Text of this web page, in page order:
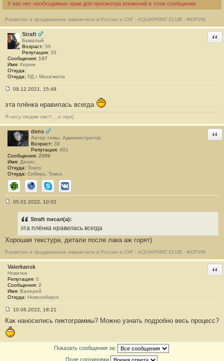
У вас нет необходимых прав для просмотра вложений в этом сообщении.
Развитие и продвижение аквапечати в России и СНГ - AQUAPRINT.CLUB - ФОРУМ
Straft
Бывалый
Возраст: 56
Репутация: 39
Сообщения: 197
Имя: Керим
Откуда:
Откуда: РД г Махачкала
о
б
щ
е
н
#
2
09.12.2021, 15:49
эта плёнка нравилась всегда
Я несу людям свет!....и звук)
dens
Автор темы, Администратор
Возраст: 39
Репутация: 481
Сообщения: 2099
Имя: Денис
Откуда: Томск
Откуда: Сибирь, Томск
ICQ СайтSkypeВКонтакте
н
и
е
#
3
05.01.2022, 10:02
Straft писал(а):
эта плёнка нравилась всегда
Хорошая текстура, детали после лака аж горят)
Развитие и продвижение аквапечати в России и СНГ - AQUAPRINT.CLUB - ФОРУМ
Valerkansk
Новичок
Репутация: 0
Сообщения: 2
Имя: Валерий
Откуда: Новосибирск
о
о
б
щ
10.06.2022, 18:21
Как наносились пиктограммы? Можно узнать подробно весь процесс?
Показать сообщения за:
Поле сортировки